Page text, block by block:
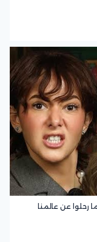
تكرم نجوما رحلوا عن عالمنا